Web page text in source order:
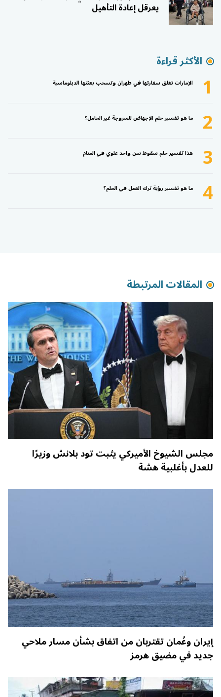
يعرقل إعادة التأهيل
الأكثر قراءة
1 الإمارات تغلق سفارتها في طهران وتسحب بعثتها الدبلوماسية
2 ما هو تفسير حلم الإجهاض للمتزوجة غير الحامل؟
3 هذا تفسير حلم سقوط سن واحد علوي في المنام
4 ما هو تفسير رؤية ترك العمل في الحلم؟
المقالات المرتبطة
مجلس الشيوخ الأميركي يثبت تود بلانش وزيرًا
للعدل بأغلبية هشة
إيران وعُمان تقتربان من اتفاق بشأن مسار ملاحي
جديد في مضيق هرمز